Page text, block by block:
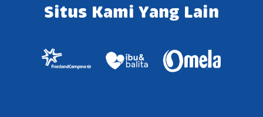
Situs Kami Yang Lain